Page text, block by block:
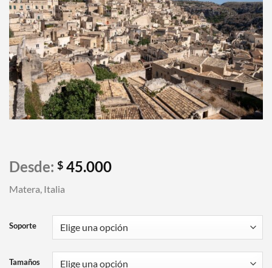
Desde: $ 45.000
Matera, Italia
Soporte
Tamaños